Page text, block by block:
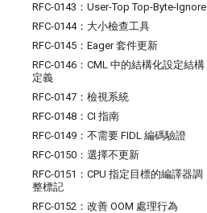
RFC-0143：User-Top Top-Byte-Ignore
RFC-0144：大小檢查工具
RFC-0145：Eager 套件更新
RFC-0146：CML 中的結構化設定結構
定義
RFC-0147：檢視系統
RFC-0148：CI 指南
RFC-0149：不需要 FIDL 編碼驗證
RFC-0150：選擇不更新
RFC-0151：CPU 指定目標的編譯器調
整標記
RFC-0152：改善 OOM 處理行為